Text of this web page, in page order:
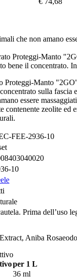
che non amano
Proteggi-Manto
bene il concentrato.
Proteggi-Manto
sulla fascia
essere
contenente zeolite ed
FEE-2936-10
10
Prima dell’uso
Aniba
per 1 L
36 ml